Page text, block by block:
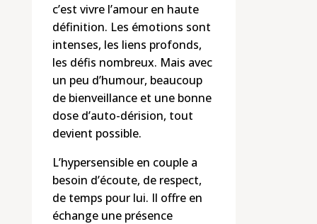
c’est vivre l’amour en haute
définition. Les émotions sont
intenses, les liens profonds,
les défis nombreux. Mais avec
un peu d’humour, beaucoup
de bienveillance et une bonne
dose d’auto-dérision, tout
devient possible.
L’hypersensible en couple a
besoin d’écoute, de respect,
de temps pour lui. Il offre en
échange une présence